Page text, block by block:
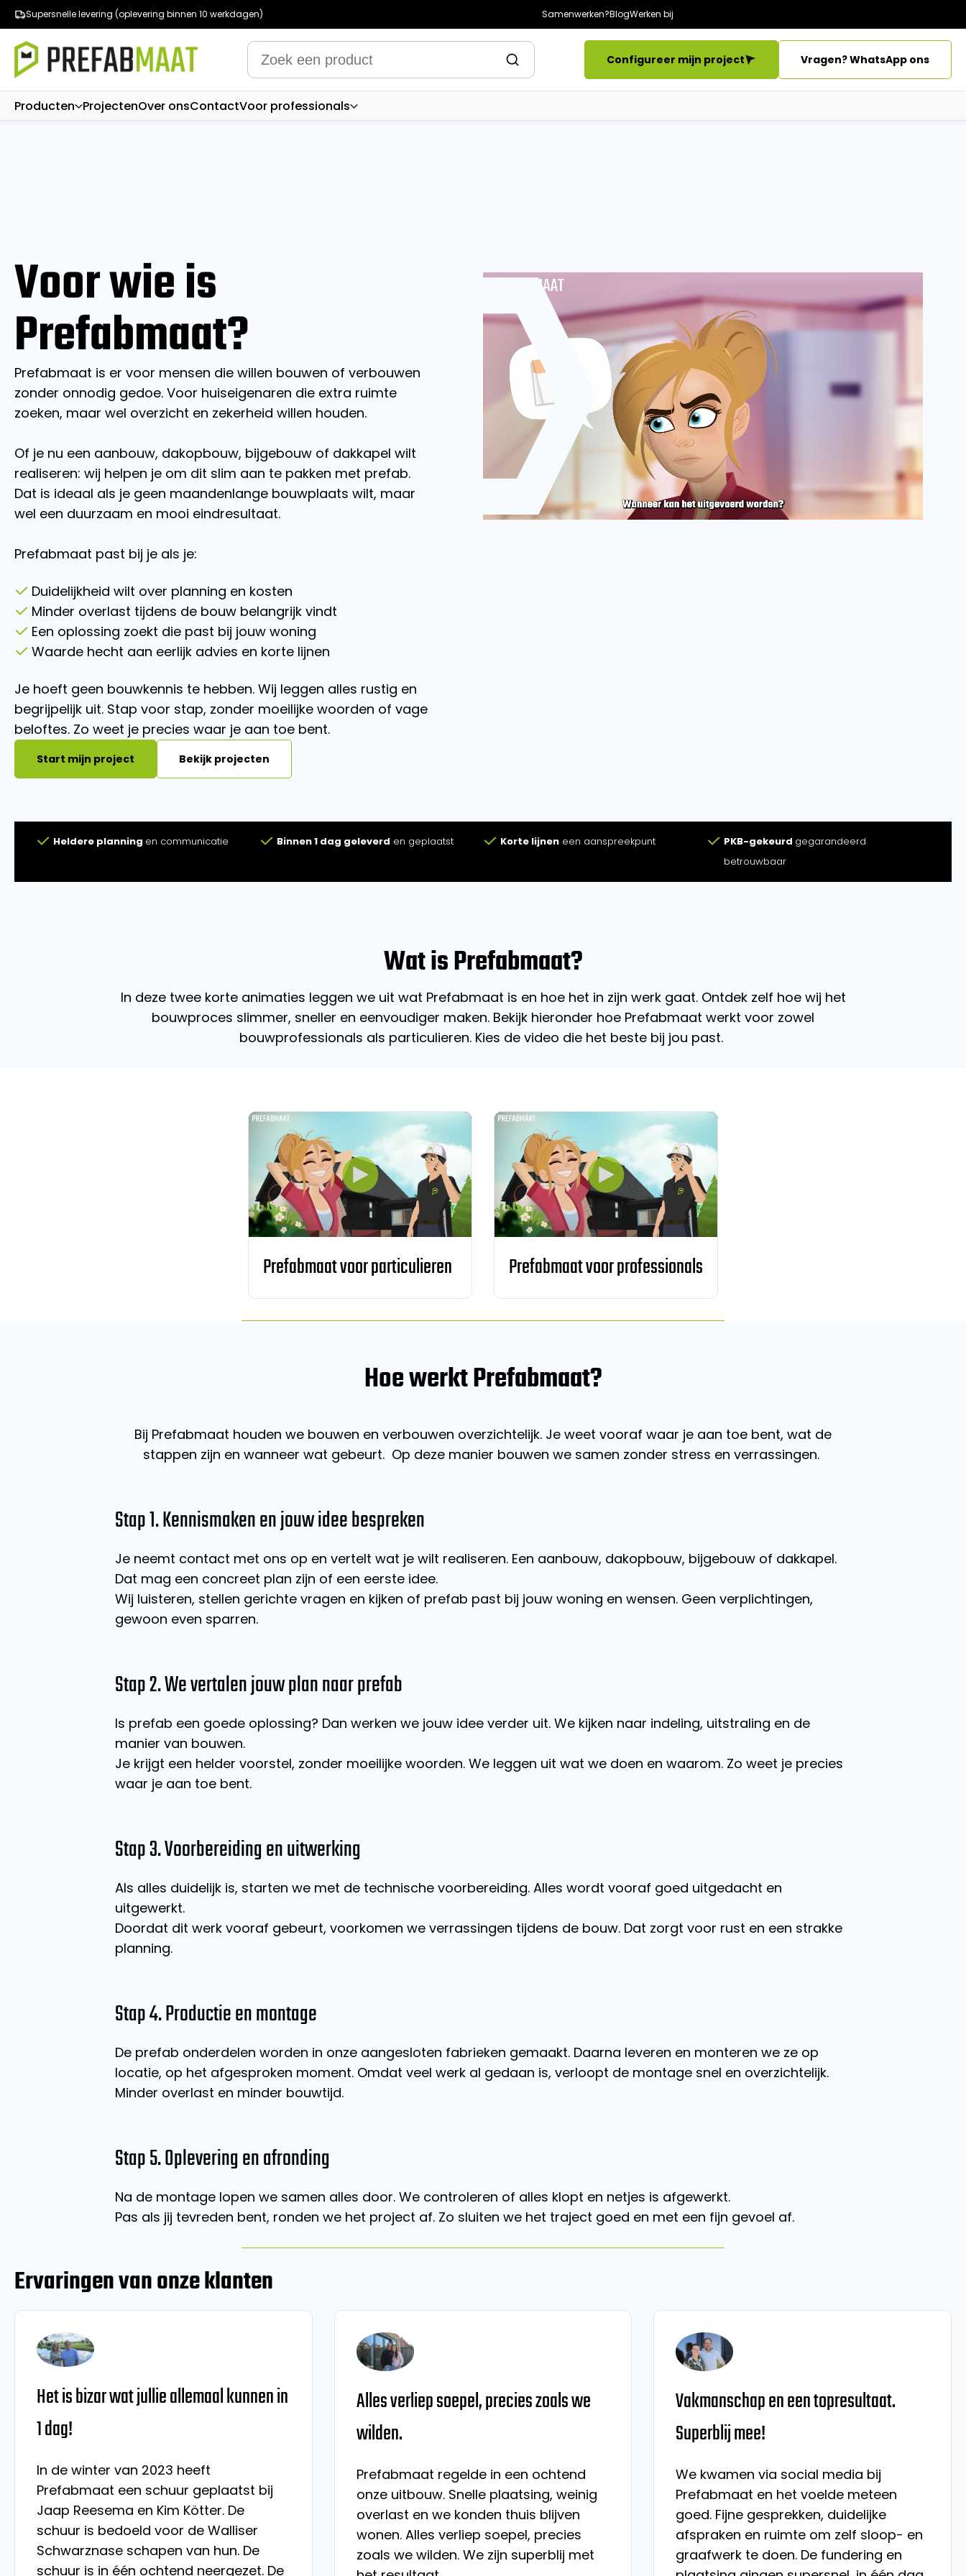
Supersnelle levering (oplevering binnen 10 werkdagen) Samenwerken?BlogWerken bij
Configureer mijn project Vragen? WhatsApp ons
Producten ProjectenOver onsContactVoor professionals
Voor wie is
Prefabmaat?
Prefabmaat is er voor mensen die willen bouwen of verbouwen
zonder onnodig gedoe. Voor huiseigenaren die extra ruimte
zoeken, maar wel overzicht en zekerheid willen houden.
Of je nu een aanbouw, dakopbouw, bijgebouw of dakkapel wilt
realiseren: wij helpen je om dit slim aan te pakken met prefab.
Dat is ideaal als je geen maandenlange bouwplaats wilt, maar
wel een duurzaam en mooi eindresultaat.
Prefabmaat past bij je als je:
Duidelijkheid wilt over planning en kosten
Minder overlast tijdens de bouw belangrijk vindt
Een oplossing zoekt die past bij jouw woning
Waarde hecht aan eerlijk advies en korte lijnen
Je hoeft geen bouwkennis te hebben. Wij leggen alles rustig en
begrijpelijk uit. Stap voor stap, zonder moeilijke woorden of vage
beloftes. Zo weet je precies waar je aan toe bent.
Start mijn project Bekijk projecten
Heldere planning en communicatie Binnen 1 dag geleverd en geplaatst Korte lijnen een aanspreekpunt PKB-gekeurd gegarandeerd
betrouwbaar
Wat is Prefabmaat?
In deze twee korte animaties leggen we uit wat Prefabmaat is en hoe het in zijn werk gaat. Ontdek zelf hoe wij het
bouwproces slimmer, sneller en eenvoudiger maken. Bekijk hieronder hoe Prefabmaat werkt voor zowel
bouwprofessionals als particulieren. Kies de video die het beste bij jou past.
Prefabmaat voor particulieren Prefabmaat voor professionals
Hoe werkt Prefabmaat?
Bij Prefabmaat houden we bouwen en verbouwen overzichtelijk. Je weet vooraf waar je aan toe bent, wat de
stappen zijn en wanneer wat gebeurt. Op deze manier bouwen we samen zonder stress en verrassingen.
Stap 1. Kennismaken en jouw idee bespreken
Je neemt contact met ons op en vertelt wat je wilt realiseren. Een aanbouw, dakopbouw, bijgebouw of dakkapel.
Dat mag een concreet plan zijn of een eerste idee.
Wij luisteren, stellen gerichte vragen en kijken of prefab past bij jouw woning en wensen. Geen verplichtingen,
gewoon even sparren.
Stap 2. We vertalen jouw plan naar prefab
Is prefab een goede oplossing? Dan werken we jouw idee verder uit. We kijken naar indeling, uitstraling en de
manier van bouwen.
Je krijgt een helder voorstel, zonder moeilijke woorden. We leggen uit wat we doen en waarom. Zo weet je precies
waar je aan toe bent.
Stap 3. Voorbereiding en uitwerking
Als alles duidelijk is, starten we met de technische voorbereiding. Alles wordt vooraf goed uitgedacht en
uitgewerkt.
Doordat dit werk vooraf gebeurt, voorkomen we verrassingen tijdens de bouw. Dat zorgt voor rust en een strakke
planning.
Stap 4. Productie en montage
De prefab onderdelen worden in onze aangesloten fabrieken gemaakt. Daarna leveren en monteren we ze op
locatie, op het afgesproken moment. Omdat veel werk al gedaan is, verloopt de montage snel en overzichtelijk.
Minder overlast en minder bouwtijd.
Stap 5. Oplevering en afronding
Na de montage lopen we samen alles door. We controleren of alles klopt en netjes is afgewerkt.
Pas als jij tevreden bent, ronden we het project af. Zo sluiten we het traject goed en met een fijn gevoel af.
Ervaringen van onze klanten
Het is bizar wat jullie allemaal kunnen in
1 dag!
In de winter van 2023 heeft
Prefabmaat een schuur geplaatst bij
Jaap Reesema en Kim Kötter. De
schuur is bedoeld voor de Walliser
Schwarznase schapen van hun. De
schuur is in één ochtend neergezet. De
Alles verliep soepel, precies zoals we
wilden.
Prefabmaat regelde in een ochtend
onze uitbouw. Snelle plaatsing, weinig
overlast en we konden thuis blijven
wonen. Alles verliep soepel, precies
zoals we wilden. We zijn superblij met
Vakmanschap en een topresultaat.
Superblij mee!
We kwamen via social media bij
Prefabmaat en het voelde meteen
goed. Fijne gesprekken, duidelijke
afspraken en ruimte om zelf sloop- en
graafwerk te doen. De fundering en